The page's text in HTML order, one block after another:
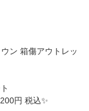
ン 箱傷アウトレッ
円 税込✨